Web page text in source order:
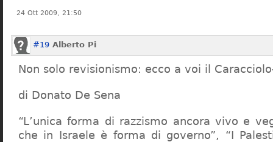
24 Ott 2009, 21:50
#19 Alberto Pi
Non solo revisionismo: ecco a voi il
di Donato De Sena
“L’unica forma di razzismo ancora vivo e
che in Israele è forma di governo”, “I